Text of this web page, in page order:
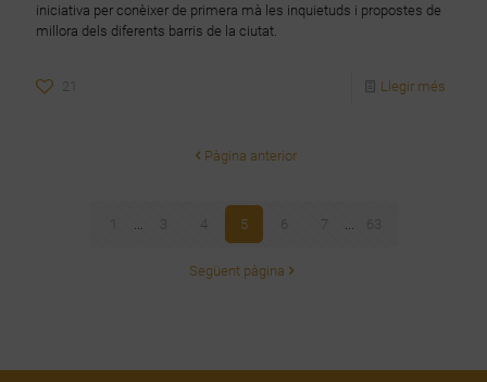
iniciativa per conèixer de primera mà les inquietuds i propostes de
millora dels diferents barris de la ciutat.
21 Llegir més
Pàgina anterior
... 3 4 5 7 ... 63
Següent pàgina